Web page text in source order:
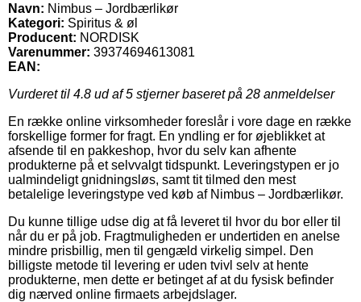
Navn: Nimbus – Jordbærlikør
Kategori: Spiritus & øl
Producent: NORDISK
Varenummer: 39374694613081
EAN:
Vurderet til 4.8 ud af 5 stjerner baseret på 28 anmeldelser
En række online virksomheder foreslår i vore dage en række
forskellige former for fragt. En yndling er for øjeblikket at
afsende til en pakkeshop, hvor du selv kan afhente
produkterne på et selvvalgt tidspunkt. Leveringstypen er jo
ualmindeligt gnidningsløs, samt tit tilmed den mest
betalelige leveringstype ved køb af Nimbus – Jordbærlikør.
Du kunne tillige udse dig at få leveret til hvor du bor eller til
når du er på job. Fragtmuligheden er undertiden en anelse
mindre prisbillig, men til gengæld virkelig simpel. Den
billigste metode til levering er uden tvivl selv at hente
produkterne, men dette er betinget af at du fysisk befinder
dig nærved online firmaets arbejdslager.